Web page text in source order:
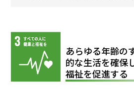
あらゆる年齢の
的な生活を確保
福祉を促進する